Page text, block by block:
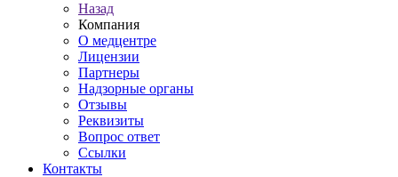
Назад
Компания
О медцентре
Лицензии
Партнеры
Надзорные органы
Отзывы
Реквизиты
Вопрос ответ
Ссылки
Контакты